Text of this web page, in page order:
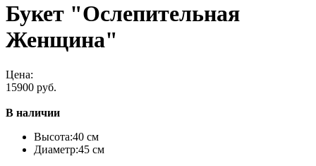
Букет "Ослепительная
Женщина"
Цена:
15900 руб.
В наличии
Высота:40 см
Диаметр:45 см